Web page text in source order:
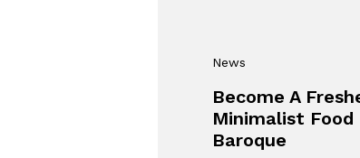
News
Become A
Minimalist Food
Baroque